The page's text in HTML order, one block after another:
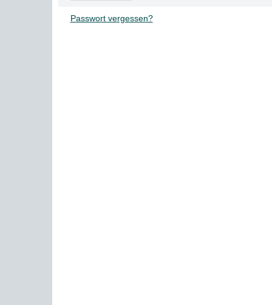
Passwort vergessen?